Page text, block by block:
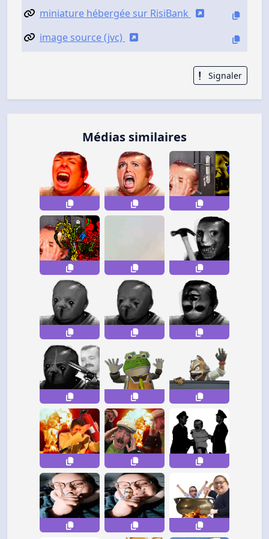
miniature hébergée sur RisiBank
image source (jvc)
Signaler
Médias similaires